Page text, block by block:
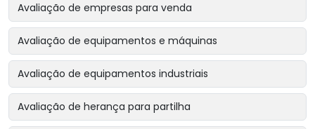
Avaliação de empresas para venda
Avaliação de equipamentos e máquinas
Avaliação de equipamentos industriais
Avaliação de herança para partilha